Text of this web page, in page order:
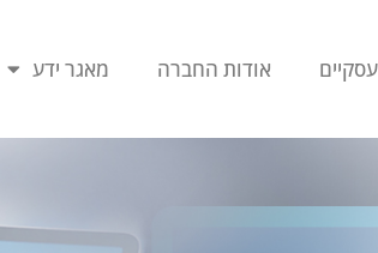
אודות החברה מאגר ידע